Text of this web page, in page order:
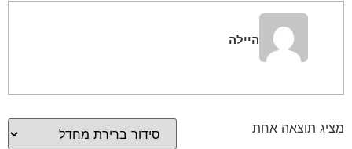
היילה
מציג תוצאה אחת